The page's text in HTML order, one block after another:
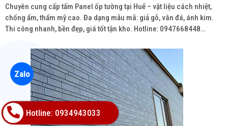
Hotline: 0934943033
Zalo